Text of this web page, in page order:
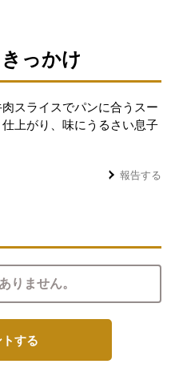
っかけ
スライスでパンに合うスー
上がり、味にうるさい息子
報告する
りません。
トする